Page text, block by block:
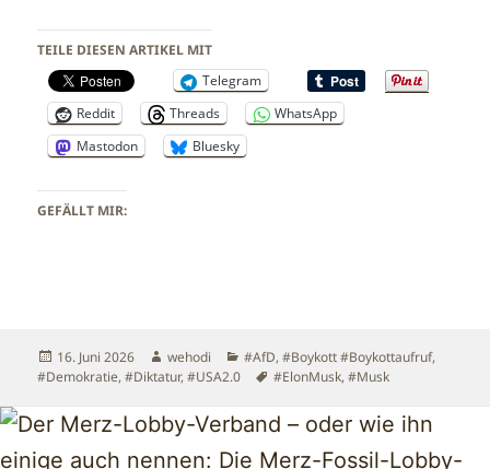
TEILE DIESEN ARTIKEL MIT
Telegram
Reddit
Threads
WhatsApp
Mastodon
Bluesky
GEFÄLLT MIR:
Veröffentlicht
am
16. Juni 2026 Autor
wehodi Kategorien
#AfD,#Boykott #Boykottaufruf,
#Demokratie,#Diktatur,#USA2.0 Schlagwörter
#ElonMusk,#Musk